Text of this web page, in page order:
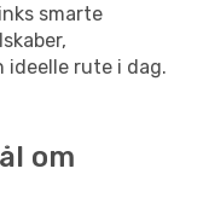
smarte
ideelle rute i dag.
om